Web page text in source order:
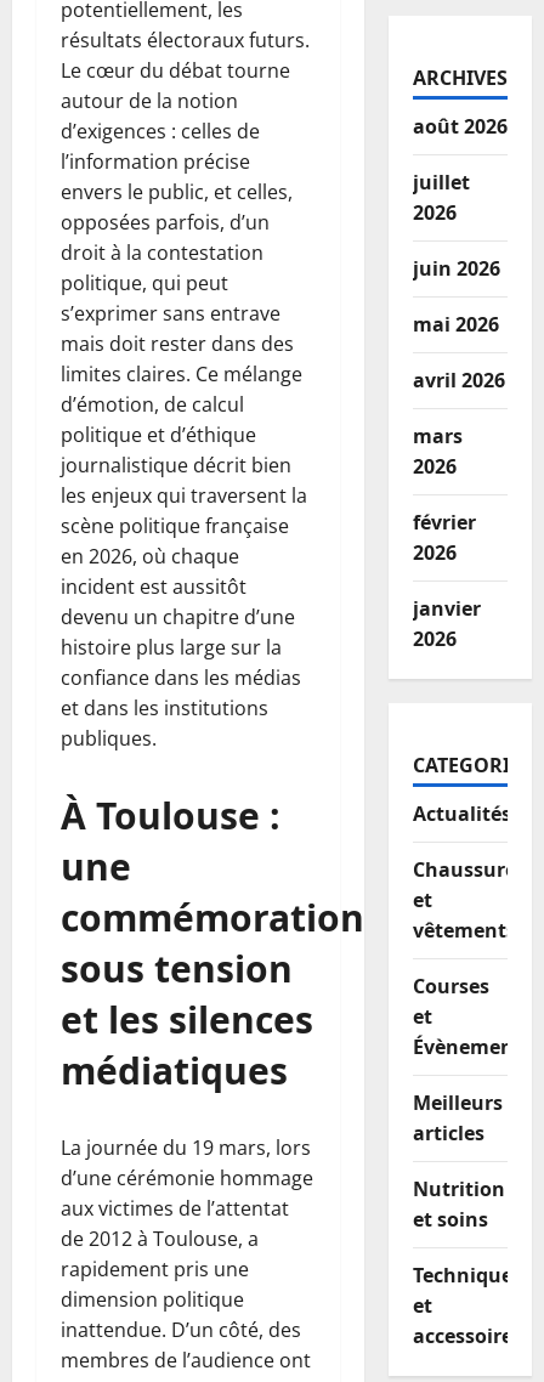
potentiellement, les
résultats électoraux futurs.
Le cœur du débat tourne
autour de la notion
d’exigences : celles de
l’information précise
envers le public, et celles,
opposées parfois, d’un
droit à la contestation
politique, qui peut
s’exprimer sans entrave
mais doit rester dans des
limites claires. Ce mélange
d’émotion, de calcul
politique et d’éthique
journalistique décrit bien
les enjeux qui traversent la
scène politique française
en 2026, où chaque
incident est aussitôt
devenu un chapitre d’une
histoire plus large sur la
confiance dans les médias
et dans les institutions
publiques.
À Toulouse :
une
commémoration
sous tension
et les silences
médiatiques
La journée du 19 mars, lors
d’une cérémonie hommage
aux victimes de l’attentat
de 2012 à Toulouse, a
rapidement pris une
dimension politique
inattendue. D’un côté, des
membres de l’audience ont
ARCHIVES
août 2026
juillet
2026
juin 2026
mai 2026
avril 2026
mars
2026
février
2026
janvier
2026
CATEGORIES
Actualités
Chaussures
et
vêtements
Courses
et
Évènements
Meilleurs
articles
Nutrition
et soins
Techniques
et
accessoires